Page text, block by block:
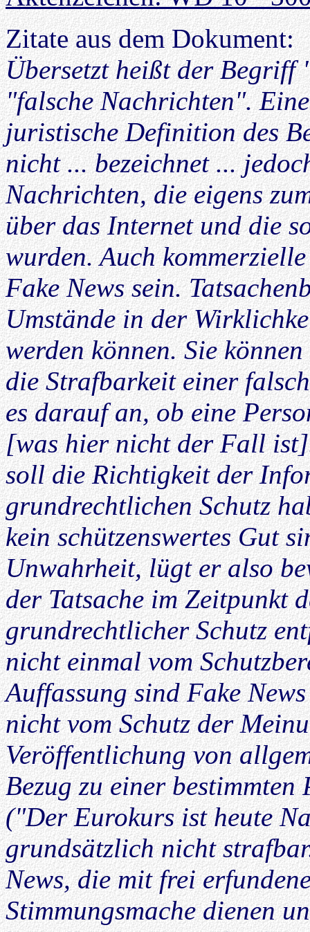
Zitate aus dem Dokument:
Übersetzt heißt der Begriff
"falsche Nachrichten".
juristische Definition des
nicht ... bezeichnet ...
Nachrichten, die eigens
über das Internet und die
wurden. Auch
Fake News sein.
Umstände in der
werden können. Sie
die Strafbarkeit einer
es darauf an, ob eine
[was hier nicht der Fall
soll die Richtigkeit der
grundrechtlichen Schutz
kein schützenswertes Gut
Unwahrheit, lügt er also
der Tatsache im Zeitpunkt
grundrechtlicher Schutz
nicht einmal vom
Auffassung sind Fake
nicht vom Schutz der
Veröffentlichung von
Bezug zu einer
("Der Eurokurs ist heute
grundsätzlich nicht
News, die mit frei
Stimmungsmache dienen